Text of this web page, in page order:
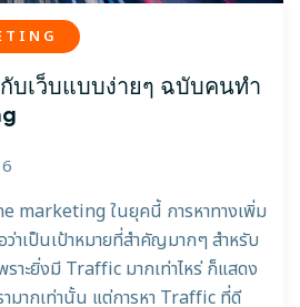
บเว็บแบบง่ายๆ ฉบับคนทำ
marketing ในยุคนี้ การหาทางเพิ่ม
าเป็นเป้าหมายที่สำคัญมากๆ สำหรับ
าะยิ่งมี Traffic มากเท่าไหร่ ก็แสดง
ามากเท่านั้น แต่การหา Traffic ที่ดี